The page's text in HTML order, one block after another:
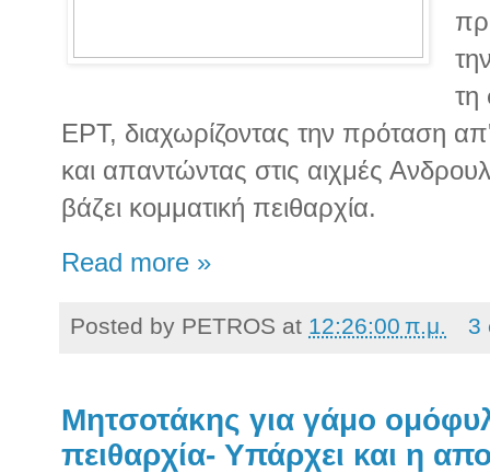
τη
ΕΡΤ, διαχωρίζοντας την πρόταση
και απαντώντας στις αιχμές
βάζει κομματική πειθαρχία.
Read more »
Posted by PETROS at 12:26:00 π.μ. 3
Μητσοτάκης για γάμο
πειθαρχία- Υπάρχει και η